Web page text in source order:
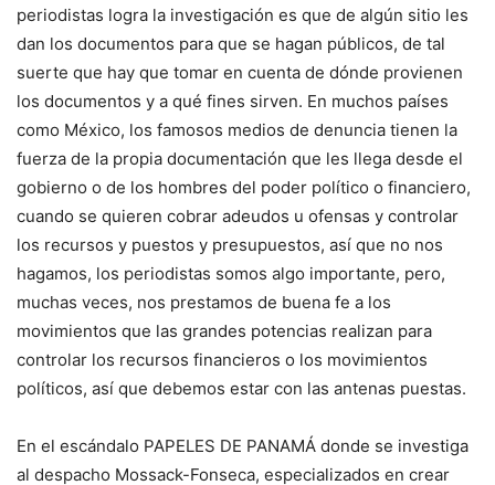
periodistas logra la investigación es que de algún sitio les
dan los documentos para que se hagan públicos, de tal
suerte que hay que tomar en cuenta de dónde provienen
los documentos y a qué fines sirven. En muchos países
como México, los famosos medios de denuncia tienen la
fuerza de la propia documentación que les llega desde el
gobierno o de los hombres del poder político o financiero,
cuando se quieren cobrar adeudos u ofensas y controlar
los recursos y puestos y presupuestos, así que no nos
hagamos, los periodistas somos algo importante, pero,
muchas veces, nos prestamos de buena fe a los
movimientos que las grandes potencias realizan para
controlar los recursos financieros o los movimientos
políticos, así que debemos estar con las antenas puestas.
En el escándalo PAPELES DE PANAMÁ donde se investiga
al despacho Mossack-Fonseca, especializados en crear